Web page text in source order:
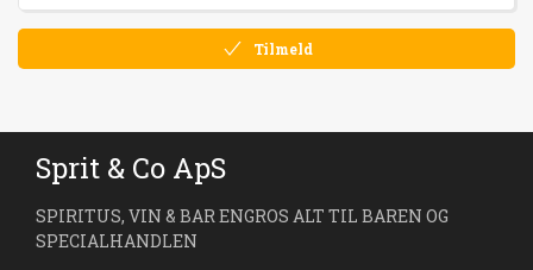
Tilmeld
Sprit & Co ApS
SPIRITUS, VIN & BAR ENGROS ALT TIL BAREN OG
SPECIALHANDLEN